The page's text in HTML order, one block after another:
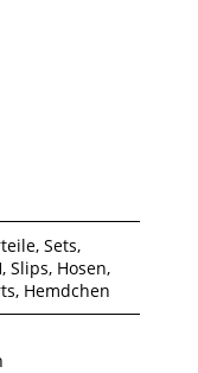
Sets,
Slips, Hosen,
Hemdchen